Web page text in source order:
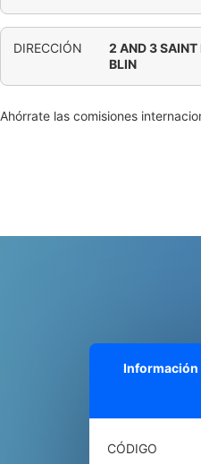
DIRECCIÓN
2 AND 3 SAINT
BLIN
Ahórrate las comisiones
Información
CÓDIGO